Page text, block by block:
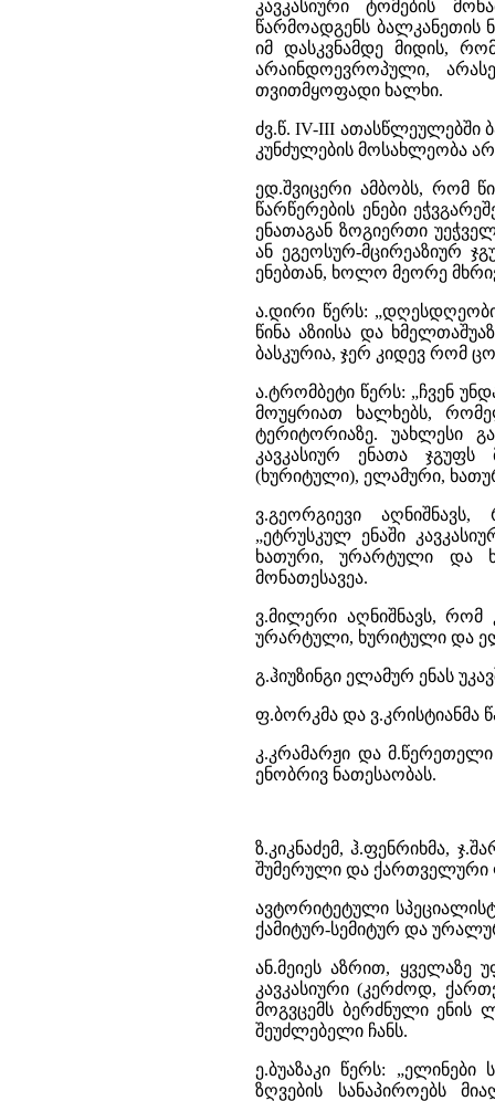
კავკასიური ტომების
წარმოადგენს ბალკანეთის
იმ დასკვნამდე მიდის,
არაინდოევროპული,
თვითმყოფადი ხალხი.
ძვ.წ. IV-III ათასწლეულებში
კუნძულების მოსახლეობა
ედ.შვიცერი ამბობს, რომ
წარწერების ენები
ენათაგან ზოგიერთი
ან ეგეოსურ-მცირეაზიურ
ენებთან, ხოლო მეორე
ა.დირი წერს:
წინა აზიისა და
ბასკურია, ჯერ კიდევ რომ
ა.ტრომბეტი წერს: „ჩვენ
მოუყრიათ ხალხებს,
ტერიტორიაზე. უახლესი
კავკასიურ ენათა ჯგუფს
(ხურიტული), ელამური,
ვ.გეორგიევი
„ეტრუსკულ ენაში
ხათური, ურარტული და
მონათესავეა.
ვ.მილერი აღნიშნავს, რომ
ურარტული, ხურიტული და
გ.ჰიუზინგი ელამურ ენას
ფ.ბორკმა და ვ.კრისტიანმა
კ.კრამარჟი და
ენობრივ ნათესაობას.
ზ.კიკნაძემ, ჰ.ფენრიხმა,
შუმერული და ქართველური
ავტორიტეტული
ქამიტურ-სემიტურ და
ან.მეიეს აზრით, ყველაზე
კავკასიური (კერძოდ,
მოგვცემს ბერძნული ენის
შეუძლებელი ჩანს.
ე.ბუაზაკი წერს: „ელინები
ზღვების სანაპიროებს